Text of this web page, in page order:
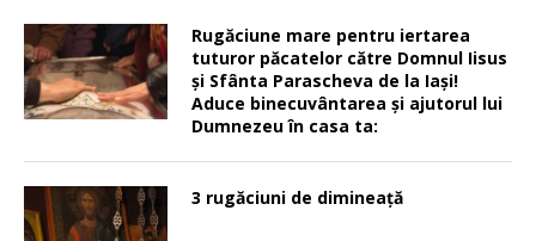
Rugăciune mare pentru iertarea
tuturor păcatelor către Domnul Iisus
şi Sfânta Parascheva de la Iaşi!
Aduce binecuvântarea şi ajutorul lui
Dumnezeu în casa ta:
3 rugăciuni de dimineață